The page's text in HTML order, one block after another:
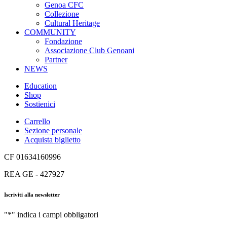
Genoa CFC
Collezione
Cultural Heritage
COMMUNITY
Fondazione
Associazione Club Genoani
Partner
NEWS
Education
Shop
Sostienici
Carrello
Sezione personale
Acquista biglietto
CF 01634160996
REA GE - 427927
Iscriviti alla newsletter
"*" indica i campi obbligatori